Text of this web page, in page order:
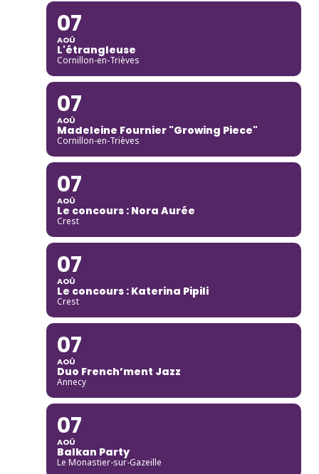
07
AOÛ
L'étrangleuse
Cornillon-en-Trièves
07
AOÛ
Madeleine Fournier "Growing Piece"
Cornillon-en-Trièves
07
AOÛ
Le concours : Nora Aurée
Crest
07
AOÛ
Le concours : Katerina Pipili
Crest
07
AOÛ
Duo French’ment Jazz
Annecy
07
AOÛ
Balkan Party
Le Monastier-sur-Gazeille